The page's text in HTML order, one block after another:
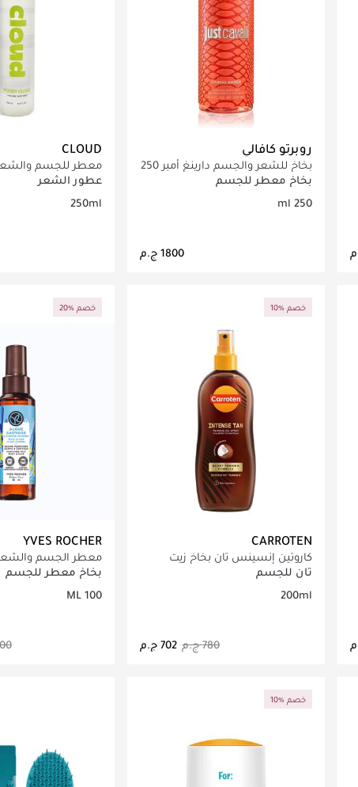
روبرتو كافالي
بخاخ للشعر والجسم دارينغ أمبر 250
مل
بخاخ معطر للجسم
250 ml
CLOUD
معطر للجسم
عطور الشعر
250ml
10% خصم
CARROTEN
كاروتين إنسينس تان بخاخ زيت
تسمير - 200 مل
تان للجسم
200ml
⁦780⁩ ج.م
20% خصم
YVES ROCHER
معطر الجسم
فينيل البحر
بخاخ معطر للجسم
100 ML
⁦900⁩ ج.م
10% خصم